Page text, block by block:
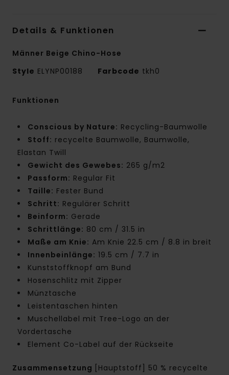
Details & Funktionen
Männer Beige Chino-Hose
Style ELYNP00188 Farbcode tkh0
Funktionen
Conscious by Nature: Recycling-Baumwolle
Stoff: recycelte Baumwolle, Baumwolle,
Elastan Twill
Gewicht des Gewebes: 265 g/m2
Passform: Regular Fit
Taille: Fester Bund
Schritt: Regulärer Schritt
Beinform: Gerade
Schrittlänge: 80 cm / 31.5 in
Maße am Knie: Am Knie 22.5 cm / 8.8 in breit
Innenbeinlänge: 19.5 cm / 7.7 in
Kunststoffknopf am Bund
Hosenschlitz mit Zipper
Münztasche
Leistentaschen hinten
Muschellabel mit Tree-Logo an der
Vordertasche
Element Co-Label auf der Rückseite
Zusammensetzung
[Hauptstoff] 50 % recycelte